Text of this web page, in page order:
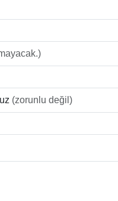
(zorunlu değil)